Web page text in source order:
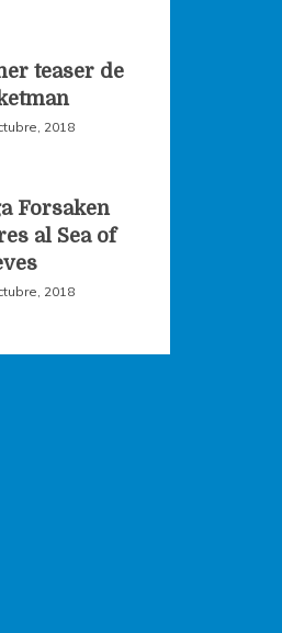
teaser de
2018
Forsaken
al Sea of
2018